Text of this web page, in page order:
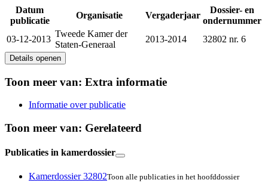
Datum
publicatie
Organisatie Vergaderjaar
Dossier- en
ondernummer
03-12-2013
Tweede Kamer der
Staten-Generaal
2013-2014 32802 nr. 6
Details openen
Toon meer van: Extra informatie
Informatie over publicatie
Toon meer van: Gerelateerd
Publicaties in kamerdossier
Kamerdossier 32802Toon alle publicaties in het hoofddossier